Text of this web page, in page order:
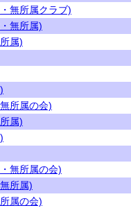
無所属クラブ)
無所属)
属)
所属の会)
属)
無所属の会)
所属)
属の会)